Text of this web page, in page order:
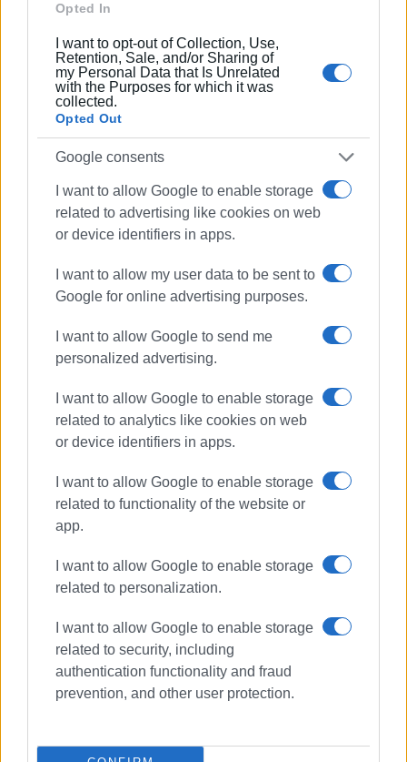
Opted In
I want to opt-out of Collection, Use,
Retention, Sale, and/or Sharing of
my Personal Data that Is Unrelated
with the Purposes for which it was
collected.
Opted Out
Google consents
I want to allow Google to enable storage
related to advertising like cookies on web
or device identifiers in apps.
I want to allow my user data to be sent to
Google for online advertising purposes.
I want to allow Google to send me
personalized advertising.
I want to allow Google to enable storage
related to analytics like cookies on web
or device identifiers in apps.
I want to allow Google to enable storage
related to functionality of the website or
app.
I want to allow Google to enable storage
related to personalization.
I want to allow Google to enable storage
related to security, including
authentication functionality and fraud
prevention, and other user protection.
ΕΛΕΝΗ ΚΟΡΩΝΑΚΗ
Εργάζεται στις Εκδόσεις Ενημέρωση από το
1990 σε θέσεις υψηλής ευθύνης. Ειδικεύεται στις
δημόσιες σχέσεις, το ελεύθερο και το
καλλιτεχνικό ρεπορτάζ.
Ακολουθήστε το enimerosi στο
Συνδρομητές στο e-paper